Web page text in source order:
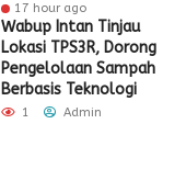
17 hour ago
Wabup Intan Tinjau
Lokasi TPS3R, Dorong
Pengelolaan Sampah
Berbasis Teknologi
1 Admin